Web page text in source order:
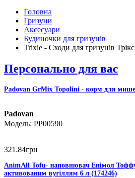
Головна
Гризуни
Аксесуари
Будиночки для гризунів
Trixie - Сходи для гризунів
Персонально для вас
Padovan GrMix Topolini - корм для
Padovan
PP00590
321 .84грн
AnimAll Тоfu- наповнювач Енімол Тоффу
активованим вугіллям 6 л (174246)